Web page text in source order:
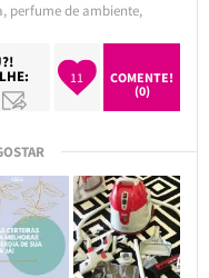
, perfume de ambiente,
11
COMENTE!
(0)